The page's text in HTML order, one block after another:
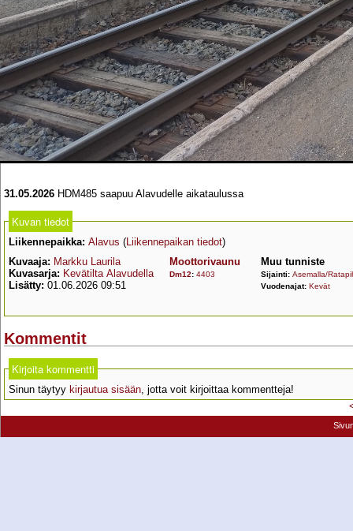
31.05.2026 HDM485 saapuu Alavudelle aikataulussa
Kuvan tiedot
Liikennepaikka: Alavus (Liikennepaikan tiedot)
Kuvaaja: Markku Laurila
Kuvasarja: Kevätilta Alavudella
Lisätty: 01.06.2026 09:51
Moottorivaunu
Dm12: 4403
Muu tunniste
Sijainti: Asemalla/
Vuodenajat: Kevät
Kommentit
Kirjoita kommentti
Sinun täytyy kirjautua sisään , jotta voit kirjoittaa kommentteja!